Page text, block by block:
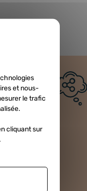
et nous-
le trafic
cliquant sur